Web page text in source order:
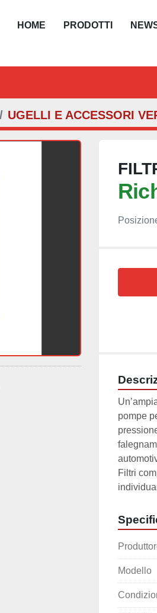
HOME PRODOTTI
UGELLI E ACCESSORI
pompe
Filtri
Modello